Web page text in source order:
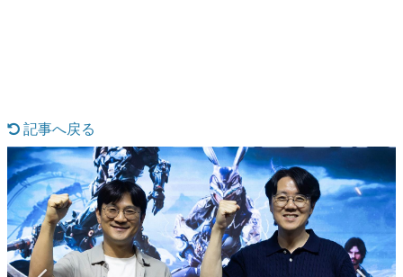
なんでゲームは面白い？
ゲーム開発者・hamatsu氏がゲームの魅力を画面や操作の
具体的な形から解き明かしていく、硬派で骨太な評論連載
です。
ゲームが変えた日本語
「経験値」「裏技」「ラスボス」… ゲームにまつわる言葉
の起源や用法の変遷を、コンピューター文化史研究家・タ
イニーP氏が徹底調査。
記事へ戻る